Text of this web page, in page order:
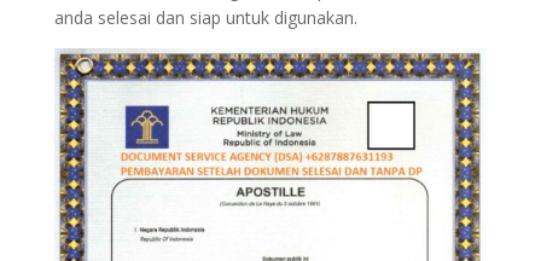
anda selesai dan siap untuk digunakan.